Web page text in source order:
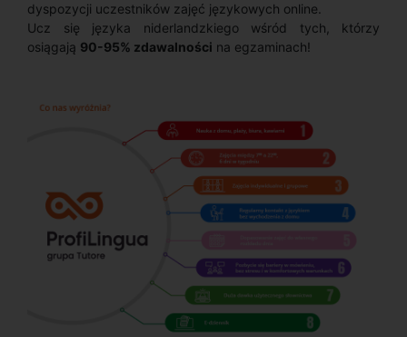
dyspozycji uczestników zajęć językowych online.
Ucz się języka niderlandzkiego wśród tych, którzy
osiągają 90-95% zdawalności na egzaminach!